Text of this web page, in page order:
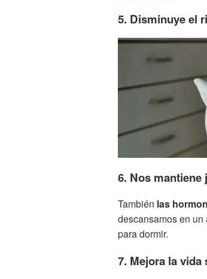
5. Disminuye el
6. Nos mantiene
También las
descansamos en
para dormir.
7. Mejora la vida